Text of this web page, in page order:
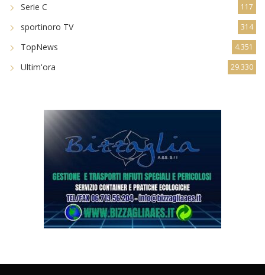
Serie C 117
sportinoro TV 314
TopNews 4.351
Ultim'ora 29.330